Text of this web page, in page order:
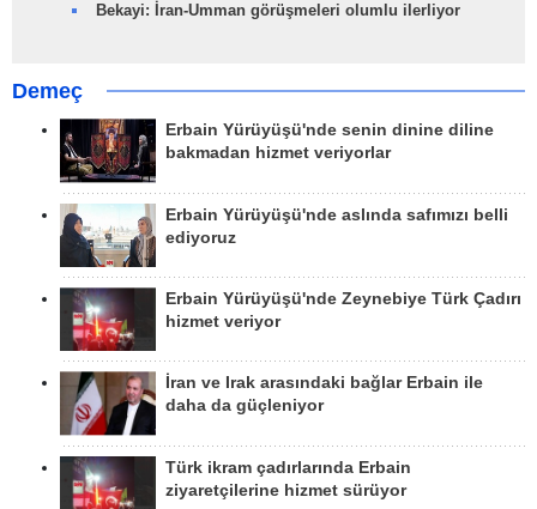
Bekayi: İran-Umman görüşmeleri olumlu ilerliyor
Demeç
Erbain Yürüyüşü'nde senin dinine diline
bakmadan hizmet veriyorlar
Erbain Yürüyüşü'nde aslında safımızı belli
ediyoruz
Erbain Yürüyüşü'nde Zeynebiye Türk Çadırı
hizmet veriyor
İran ve Irak arasındaki bağlar Erbain ile
daha da güçleniyor
Türk ikram çadırlarında Erbain
ziyaretçilerine hizmet sürüyor